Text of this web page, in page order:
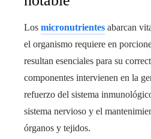
Los micronutrientes abarcan
el organismo requiere en
resultan esenciales para su
componentes intervienen en la
refuerzo del sistema
sistema nervioso y el
órganos y tejidos.